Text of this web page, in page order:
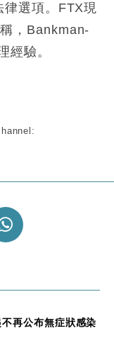
律選項。FTX現
，Bankman-
經驗。
再公布無症狀感染